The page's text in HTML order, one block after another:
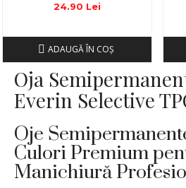
Oja
Everin Selective
Oje
Culori Premium
Manichiură
24.90 Lei
ADAUGĂ ÎN COŞ